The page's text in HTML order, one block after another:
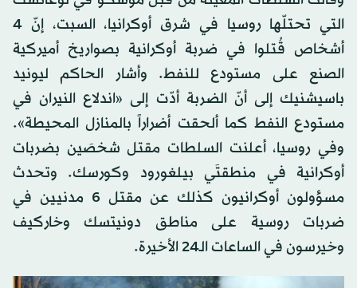
التي تحتلّها روسيا في شرق أوكرانيا، السبت، إنّ 4
أشخاص قُتلوا في ضربة أوكرانية بصواريخ أميركية
الصنع على مستودع للنفط. وأشار الحاكم ليونيد
باسيشنيك إلى أنّ الضربة أدّت إلى «اندلاع النيران في
مستودع النفط كما ألحقت أضراراً بالمنازل المحيطة».
وفي روسيا، أعلنت السلطات مقتل شخصَين بضربات
أوكرانية في منطقتَي بيلغورود وكورسك. وتحدث
مسؤولون أوكرانيون كذلك عن مقتل 6 مدنيين في
ضربات روسية على مناطق دونيتسك وخاركيف
وخيرسون في الساعات الـ24 الأخيرة.